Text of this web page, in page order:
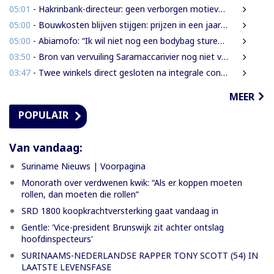
05:01 - Hakrinbank-directeur: geen verborgen motieven bij verkoop DSB-belang
05:00 - Bouwkosten blijven stijgen: prijzen in een jaar tijd gemiddeld 7,3% hoger
05:00 - Abiamofo: “Ik wil niet nog een bodybag sturen naar dat gebied”
03:50 - Bron van vervuiling Saramaccarivier nog niet vastgesteld, onderzoek in afrondende fase
03:47 - Twee winkels direct gesloten na integrale controle in Houttuin
MEER
POPULAIR
Van vandaag:
Suriname Nieuws | Voorpagina
Monorath over verdwenen kwik: “Als er koppen moeten
rollen, dan moeten die rollen”
SRD 1800 koopkrachtversterking gaat vandaag in
Gentle: 'Vice-president Brunswijk zit achter ontslag
hoofdinspecteurs'
SURINAAMS-NEDERLANDSE RAPPER TONY SCOTT (54) IN
LAATSTE LEVENSFASE